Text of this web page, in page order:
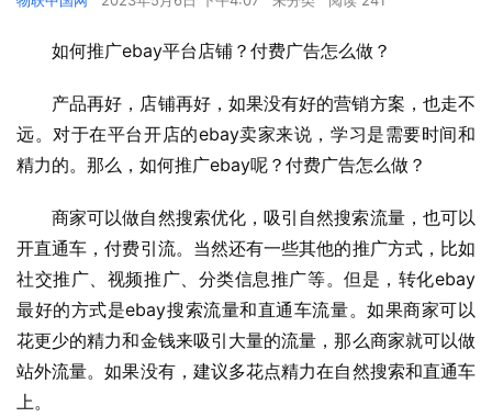
如何推广ebay平台店铺？付费广告怎么做？
产品再好，店铺再好，如果没有好的营销方案，也走不
远。对于在平台开店的ebay卖家来说，学习是需要时间和
精力的。那么，如何推广ebay呢？付费广告怎么做？
商家可以做自然搜索优化，吸引自然搜索流量，也可以
开直通车，付费引流。当然还有一些其他的推广方式，比如
社交推广、视频推广、分类信息推广等。但是，转化ebay
最好的方式是ebay搜索流量和直通车流量。如果商家可以
花更少的精力和金钱来吸引大量的流量，那么商家就可以做
站外流量。如果没有，建议多花点精力在自然搜索和直通车
上。